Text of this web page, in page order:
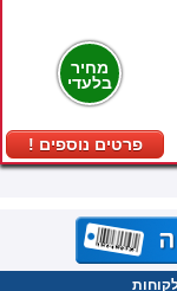
מחיר
בלעדי
! פרטים נוספים